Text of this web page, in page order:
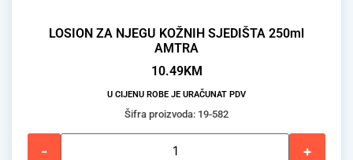
LOSION ZA NJEGU KOŽNIH SJEDIŠTA 250ml
AMTRA
10.49KM
U CIJENU ROBE JE URAČUNAT PDV
Šifra proizvoda: 19-582
- +